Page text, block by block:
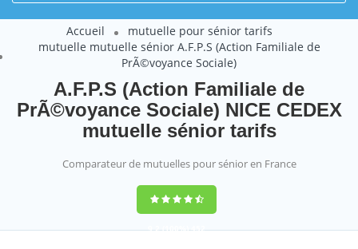
Accueil
mutuelle pour sénior tarifs
mutuelle mutuelle sénior A.F.P.S (Action Familiale de
PrÃ©voyance Sociale)
A.F.P.S (Action Familiale de
PrÃ©voyance Sociale) NICE CEDEX
mutuelle sénior tarifs
Comparateur de mutuelles pour sénior en France
9,2(100%)452